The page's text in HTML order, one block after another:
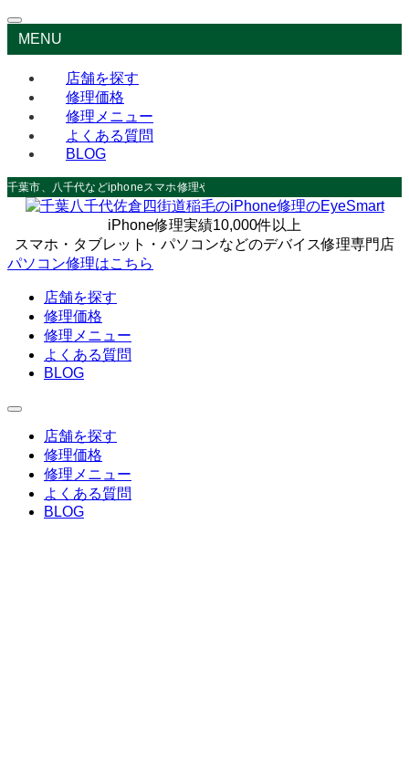
MENU
店舗を探す
修理価格
修理メニュー
よくある質問
BLOG
千葉市、八千代などiphoneスマホ修理やデータ救出なら
iPhone修理実績10,000件以上
スマホ・タブレット・パソコンなどのデバイス修理専門店
パソコン修理はこちら
店舗を探す
修理価格
修理メニュー
よくある質問
BLOG
店舗を探す
修理価格
修理メニュー
よくある質問
BLOG